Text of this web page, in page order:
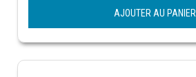
AJOUTER AU PANIER